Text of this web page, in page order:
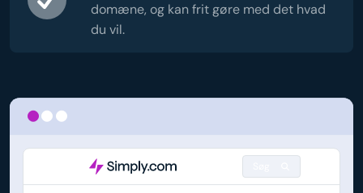
domæne, og kan frit gøre med det hvad
du vil.